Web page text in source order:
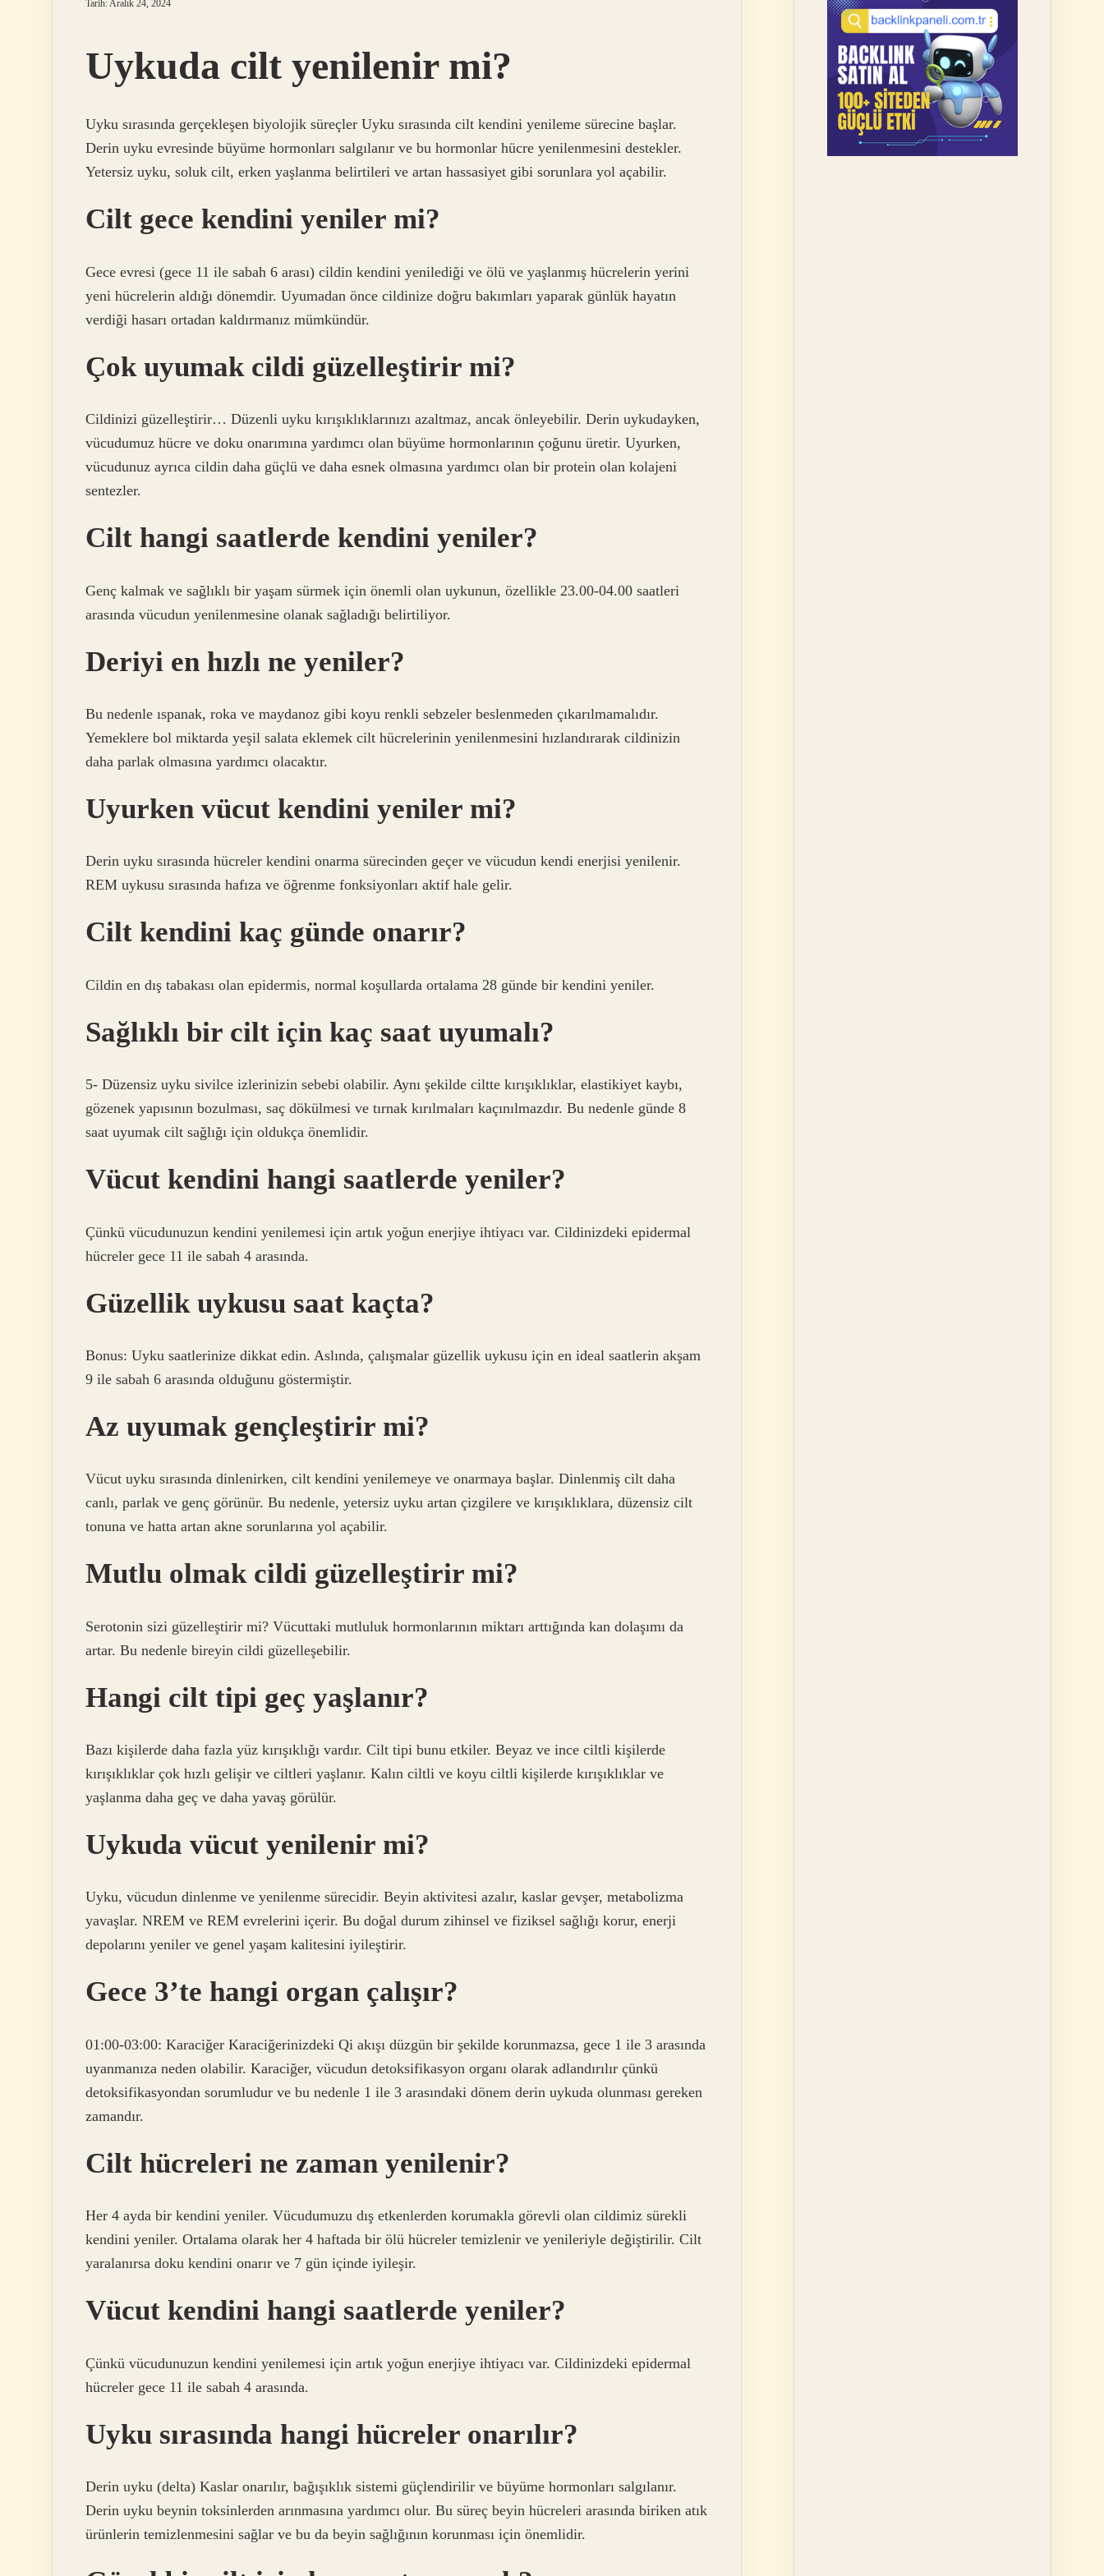
Tarih: Aralık 24, 2024
Uykuda cilt yenilenir mi?
Uyku sırasında gerçekleşen biyolojik süreçler Uyku sırasında cilt kendini yenileme sürecine başlar.
Derin uyku evresinde büyüme hormonları salgılanır ve bu hormonlar hücre yenilenmesini destekler.
Yetersiz uyku, soluk cilt, erken yaşlanma belirtileri ve artan hassasiyet gibi sorunlara yol açabilir.
Cilt gece kendini yeniler mi?
Gece evresi (gece 11 ile sabah 6 arası) cildin kendini yenilediği ve ölü ve yaşlanmış hücrelerin yerini
yeni hücrelerin aldığı dönemdir. Uyumadan önce cildinize doğru bakımları yaparak günlük hayatın
verdiği hasarı ortadan kaldırmanız mümkündür.
Çok uyumak cildi güzelleştirir mi?
Cildinizi güzelleştirir… Düzenli uyku kırışıklıklarınızı azaltmaz, ancak önleyebilir. Derin uykudayken,
vücudumuz hücre ve doku onarımına yardımcı olan büyüme hormonlarının çoğunu üretir. Uyurken,
vücudunuz ayrıca cildin daha güçlü ve daha esnek olmasına yardımcı olan bir protein olan kolajeni
sentezler.
Cilt hangi saatlerde kendini yeniler?
Genç kalmak ve sağlıklı bir yaşam sürmek için önemli olan uykunun, özellikle 23.00-04.00 saatleri
arasında vücudun yenilenmesine olanak sağladığı belirtiliyor.
Deriyi en hızlı ne yeniler?
Bu nedenle ıspanak, roka ve maydanoz gibi koyu renkli sebzeler beslenmeden çıkarılmamalıdır.
Yemeklere bol miktarda yeşil salata eklemek cilt hücrelerinin yenilenmesini hızlandırarak cildinizin
daha parlak olmasına yardımcı olacaktır.
Uyurken vücut kendini yeniler mi?
Derin uyku sırasında hücreler kendini onarma sürecinden geçer ve vücudun kendi enerjisi yenilenir.
REM uykusu sırasında hafıza ve öğrenme fonksiyonları aktif hale gelir.
Cilt kendini kaç günde onarır?
Cildin en dış tabakası olan epidermis, normal koşullarda ortalama 28 günde bir kendini yeniler.
Sağlıklı bir cilt için kaç saat uyumalı?
5- Düzensiz uyku sivilce izlerinizin sebebi olabilir. Aynı şekilde ciltte kırışıklıklar, elastikiyet kaybı,
gözenek yapısının bozulması, saç dökülmesi ve tırnak kırılmaları kaçınılmazdır. Bu nedenle günde 8
saat uyumak cilt sağlığı için oldukça önemlidir.
Vücut kendini hangi saatlerde yeniler?
Çünkü vücudunuzun kendini yenilemesi için artık yoğun enerjiye ihtiyacı var. Cildinizdeki epidermal
hücreler gece 11 ile sabah 4 arasında.
Güzellik uykusu saat kaçta?
Bonus: Uyku saatlerinize dikkat edin. Aslında, çalışmalar güzellik uykusu için en ideal saatlerin akşam
9 ile sabah 6 arasında olduğunu göstermiştir.
Az uyumak gençleştirir mi?
Vücut uyku sırasında dinlenirken, cilt kendini yenilemeye ve onarmaya başlar. Dinlenmiş cilt daha
canlı, parlak ve genç görünür. Bu nedenle, yetersiz uyku artan çizgilere ve kırışıklıklara, düzensiz cilt
tonuna ve hatta artan akne sorunlarına yol açabilir.
Mutlu olmak cildi güzelleştirir mi?
Serotonin sizi güzelleştirir mi? Vücuttaki mutluluk hormonlarının miktarı arttığında kan dolaşımı da
artar. Bu nedenle bireyin cildi güzelleşebilir.
Hangi cilt tipi geç yaşlanır?
Bazı kişilerde daha fazla yüz kırışıklığı vardır. Cilt tipi bunu etkiler. Beyaz ve ince ciltli kişilerde
kırışıklıklar çok hızlı gelişir ve ciltleri yaşlanır. Kalın ciltli ve koyu ciltli kişilerde kırışıklıklar ve
yaşlanma daha geç ve daha yavaş görülür.
Uykuda vücut yenilenir mi?
Uyku, vücudun dinlenme ve yenilenme sürecidir. Beyin aktivitesi azalır, kaslar gevşer, metabolizma
yavaşlar. NREM ve REM evrelerini içerir. Bu doğal durum zihinsel ve fiziksel sağlığı korur, enerji
depolarını yeniler ve genel yaşam kalitesini iyileştirir.
Gece 3’te hangi organ çalışır?
01:00-03:00: Karaciğer Karaciğerinizdeki Qi akışı düzgün bir şekilde korunmazsa, gece 1 ile 3 arasında
uyanmanıza neden olabilir. Karaciğer, vücudun detoksifikasyon organı olarak adlandırılır çünkü
detoksifikasyondan sorumludur ve bu nedenle 1 ile 3 arasındaki dönem derin uykuda olunması gereken
zamandır.
Cilt hücreleri ne zaman yenilenir?
Her 4 ayda bir kendini yeniler. Vücudumuzu dış etkenlerden korumakla görevli olan cildimiz sürekli
kendini yeniler. Ortalama olarak her 4 haftada bir ölü hücreler temizlenir ve yenileriyle değiştirilir. Cilt
yaralanırsa doku kendini onarır ve 7 gün içinde iyileşir.
Vücut kendini hangi saatlerde yeniler?
Çünkü vücudunuzun kendini yenilemesi için artık yoğun enerjiye ihtiyacı var. Cildinizdeki epidermal
hücreler gece 11 ile sabah 4 arasında.
Uyku sırasında hangi hücreler onarılır?
Derin uyku (delta) Kaslar onarılır, bağışıklık sistemi güçlendirilir ve büyüme hormonları salgılanır.
Derin uyku beynin toksinlerden arınmasına yardımcı olur. Bu süreç beyin hücreleri arasında biriken atık
ürünlerin temizlenmesini sağlar ve bu da beyin sağlığının korunması için önemlidir.